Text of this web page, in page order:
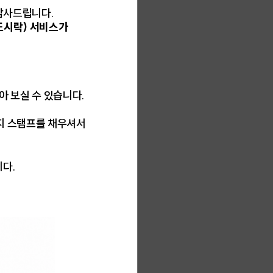
인
드립니다.
락) 서비스가
보실 수 있습니다.
스탬프를 채우셔서
.